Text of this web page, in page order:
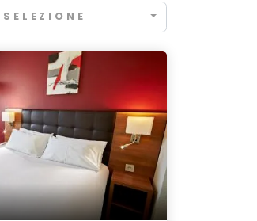
SELEZIONE